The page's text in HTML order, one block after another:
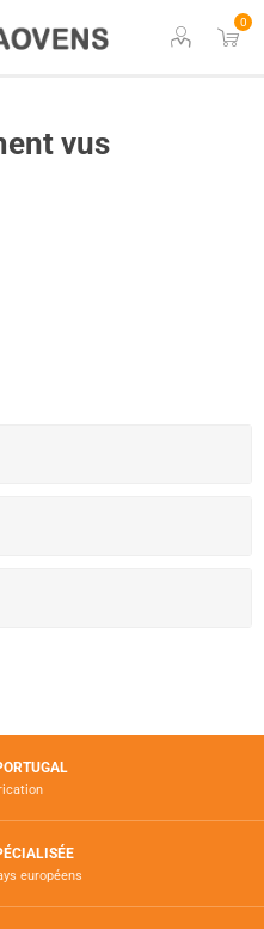
0
vus
européens